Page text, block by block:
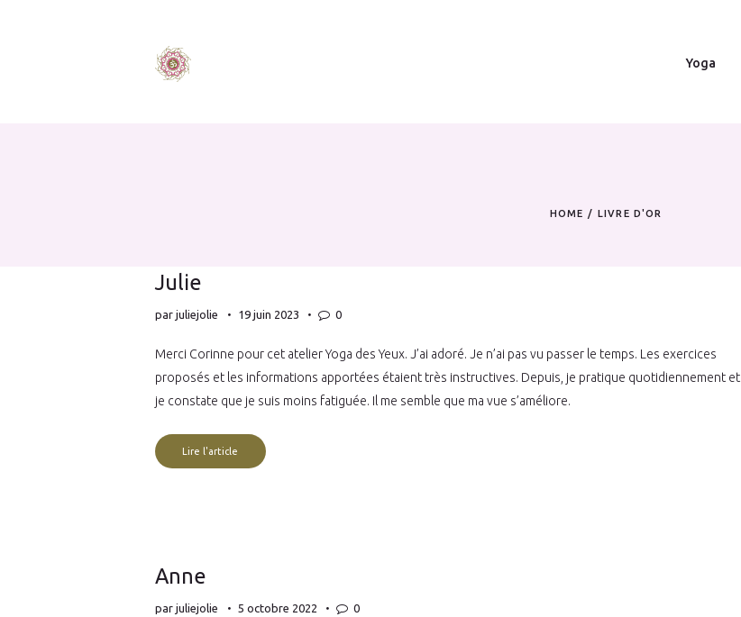
Yoga
HOME LIVRE D'OR
Julie
par juliejolie 19 juin 2023 0
Merci Corinne pour cet atelier Yoga des Yeux. J’ai adoré. Je n’ai pas vu passer le temps. Les exercices
proposés et les informations apportées étaient très instructives. Depuis, je pratique quotidiennement et
je constate que je suis moins fatiguée. Il me semble que ma vue s’améliore.
Lire l'article
Anne
par juliejolie 5 octobre 2022 0